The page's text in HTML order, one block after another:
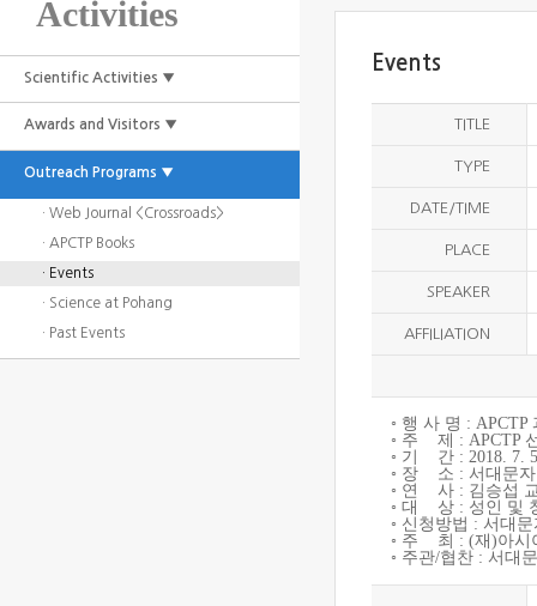
Activities
Scientific Activities ▼
Awards and Visitors ▼
Outreach Programs ▼
· Web Journal <Crossroads>
· APCTP Books
· Events
· Science at Pohang
· Past Events
Events
TITLE
TYPE
DATE/TIME
PLACE
SPEAKER
AFFILIATION
◦ 행 사 명 :
◦ 주 제 : APCTP
◦ 기 간 : 2018. 7.
◦ 장 소 : 서대문자
◦ 연 사 : 김승섭
◦ 대 상 : 성인 및
◦ 신청방법 : 서대
◦ 주 최 : (재)아시
◦ 주관/협찬 : 서대